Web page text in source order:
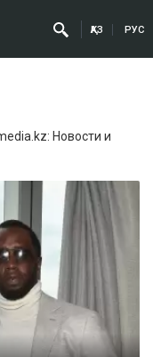
ҚАЗ РУС
Новости и